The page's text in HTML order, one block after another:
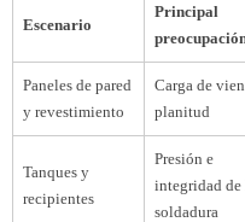
Escenario
Principal
Paneles de pared
y revestimiento
Carga de
planitud
Tanques y
recipientes
Presión e
integridad de
soldadura